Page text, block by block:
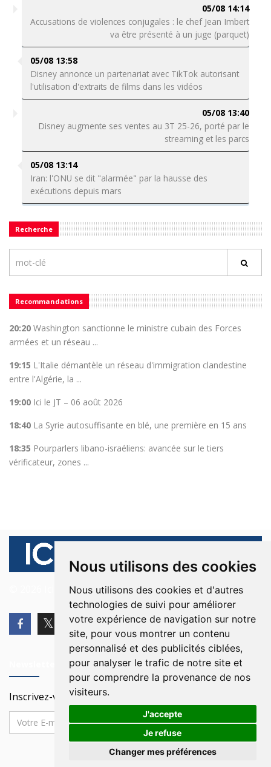
Nous utilisons des cookies
Nous utilisons des cookies et d'autres
technologies de suivi pour améliorer
votre expérience de navigation sur notre
site, pour vous montrer un contenu
personnalisé et des publicités ciblées,
pour analyser le trafic de notre site et
pour comprendre la provenance de nos
visiteurs.
J'accepte
Je refuse
Changer mes préférences
05/08 14:14
Accusations de violences conjugales : le chef Jean Imbert
va être présenté à un juge (parquet)
05/08 13:58
Disney annonce un partenariat avec TikTok autorisant
l'utilisation d'extraits de films dans les vidéos
05/08 13:40
Disney augmente ses ventes au 3T 25-26, porté par le
streaming et les parcs
05/08 13:14
Iran: l'ONU se dit "alarmée" par la hausse des
exécutions depuis mars
Recherche
Recommandations
20:20 Washington sanctionne le ministre cubain des Forces
armées et un réseau ...
19:15 L'Italie démantèle un réseau d'immigration clandestine
entre l'Algérie, la ...
19:00 Ici le JT – 06 août 2026
18:40 La Syrie autosuffisante en blé, une première en 15 ans
18:35 Pourparlers libano-israéliens: avancée sur le tiers
vérificateur, zones ...
© 2026 Ici Beyrouth. Tous les droits sont réservés.
Inscrivez-vous à notre Newsletter